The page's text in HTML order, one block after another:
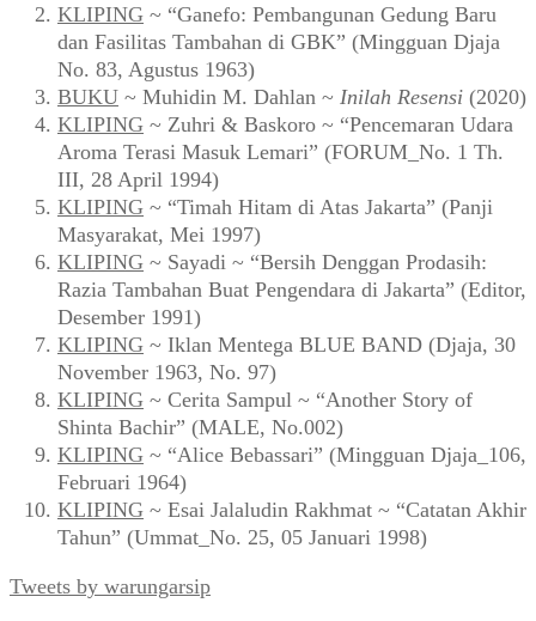
KLIPING ~ “Ganefo: Pembangunan Gedung Baru
dan Fasilitas Tambahan di GBK” (Mingguan Djaja
No. 83, Agustus 1963)
BUKU ~ Muhidin M. Dahlan ~ Inilah Resensi (2020)
KLIPING ~ Zuhri & Baskoro ~ “Pencemaran Udara
Aroma Terasi Masuk Lemari” (FORUM_No. 1 Th.
III, 28 April 1994)
KLIPING ~ “Timah Hitam di Atas Jakarta” (Panji
Masyarakat, Mei 1997)
KLIPING ~ Sayadi ~ “Bersih Denggan Prodasih:
Razia Tambahan Buat Pengendara di Jakarta” (Editor,
Desember 1991)
KLIPING ~ Iklan Mentega BLUE BAND (Djaja, 30
November 1963, No. 97)
KLIPING ~ Cerita Sampul ~ “Another Story of
Shinta Bachir” (MALE, No.002)
KLIPING ~ “Alice Bebassari” (Mingguan Djaja_106,
Februari 1964)
KLIPING ~ Esai Jalaludin Rakhmat ~ “Catatan Akhir
Tahun” (Ummat_No. 25, 05 Januari 1998)
Tweets by warungarsip